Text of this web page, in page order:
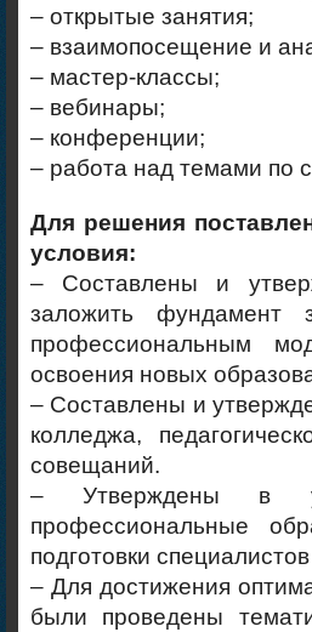
– открытые занятия;
– взаимопосещение и
– мастер-классы;
– вебинары;
– конференции;
– работа над темами по
Для решения
условия:
– Составлены и
заложить
профессиональным
освоения новых
– Составлены и
колледжа,
совещаний.
– Утверждены в
профессиональные
подготовки
– Для достижения
были проведены